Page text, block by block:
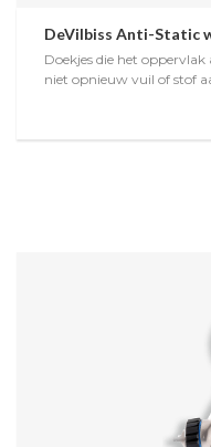
DeVilbiss Anti-Static
Doekjes die het
niet opnieuw vuil of stof